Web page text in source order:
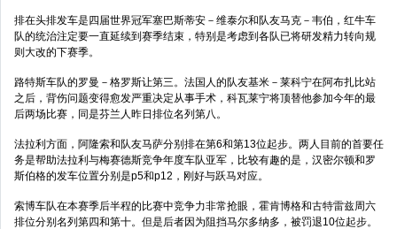
排在头排发车是四届世界冠军塞巴斯蒂安－维泰尔和队友马克－韦伯，红牛车
队的统治注定要一直延续到赛季结束，特别是考虑到各队已将研发精力转向规
则大改的下赛季。
路特斯车队的罗曼－格罗斯让第三。法国人的队友基米－莱科宁在阿布扎比站
之后，背伤问题变得愈发严重决定从事手术，科瓦莱宁将顶替他参加今年的最
后两场比赛，同是芬兰人昨日排位名列第八。
法拉利方面，阿隆索和队友马萨分别排在第6和第13位起步。两人目前的首要任
务是帮助法拉利与梅赛德斯竞争年度车队亚军，比较有趣的是，汉密尔顿和罗
斯伯格的发车位置分别是p5和p12，刚好与跃马对应。
索博车队在本赛季后半程的比赛中竞争力非常抢眼，霍肯博格和古特雷兹周六
排位分别名列第四和第十。但是后者因为阻挡马尔多纳多，被罚退10位起步。